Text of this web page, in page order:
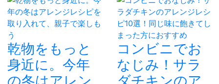
乾物をもっと
身近に。今年
の冬はアレン
コンビニでお
なじみ！サラ
ダチキンのア